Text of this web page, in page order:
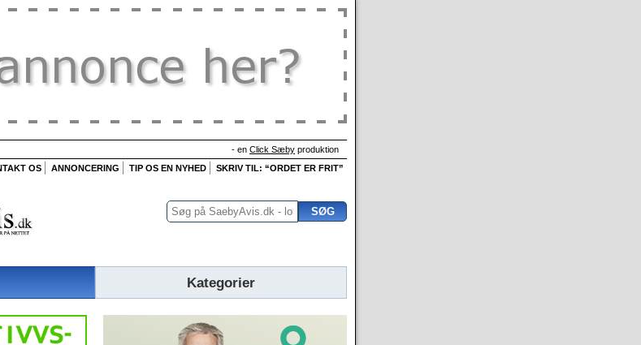
- en Click Sæby produktion
OS
ANNONCERING TIP OS EN NYHED SKRIV TIL: “ORDET ER FRIT”
Kategorier